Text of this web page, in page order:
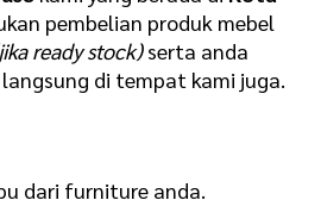
pembelian produk mebel
ready stock)serta anda
di tempat kami juga.
dari furniture anda.